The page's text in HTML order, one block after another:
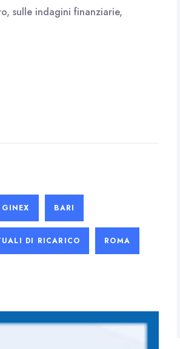
sulle indagini finanziarie,
BARI
DI RICARICO ROMA